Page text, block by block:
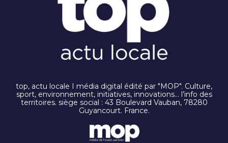
top, actu locale I média digital édité par "MOP". Culture,
sport, environnement, initiatives, innovations… l’info des
territoires. siège social : 43 Boulevard Vauban, 78280
Guyancourt. France.